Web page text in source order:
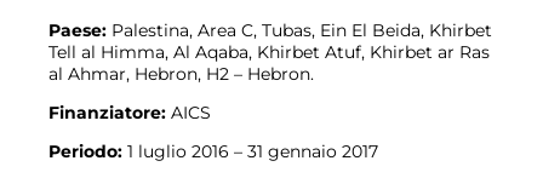
Paese: Palestina, Area C, Tubas, Ein El Beida, Khirbet
Tell al Himma, Al Aqaba, Khirbet Atuf, Khirbet ar Ras
al Ahmar, Hebron, H2 – Hebron.
Finanziatore: AICS
Periodo: 1 luglio 2016 – 31 gennaio 2017